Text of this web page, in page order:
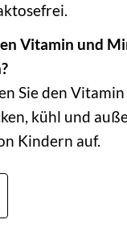
Vitamin und
Sie den
kühl und
Kindern auf.